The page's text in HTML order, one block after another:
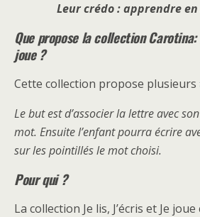
Leur crédo : apprendre en
Que propose la collection Carotina:
joue ?
Cette collection propose plusieurs
Le but est d’associer la lettre avec
mot. Ensuite l’enfant pourra écrire
sur les pointillés le mot choisi.
Pour qui ?
La collection Je lis, J’écris et Je